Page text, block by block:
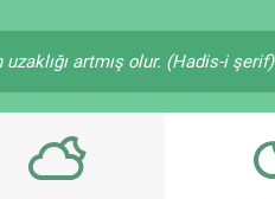
artmış olur. (Hadis-i şerif)